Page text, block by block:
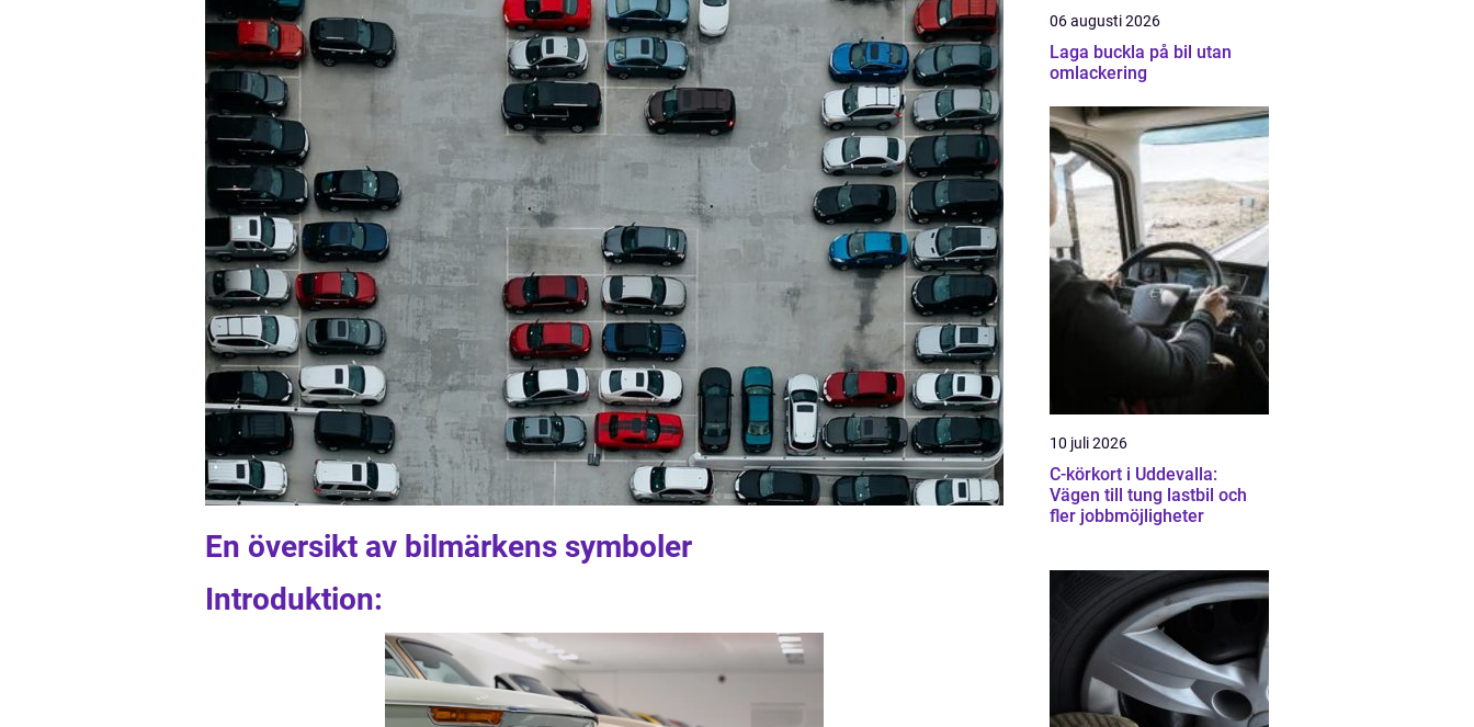
En översikt av bilmärkens symboler
Introduktion:
06 augusti 2026
Laga buckla på bil utan
omlackering
10 juli 2026
C-körkort i Uddevalla:
Vägen till tung lastbil och
fler jobbmöjligheter